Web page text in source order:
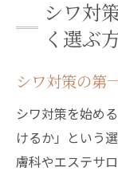
肌悩みに応
台東区
肌悩み
台東区
シワ改
台東区
シワ対
く選ぶ
シワ対策の第
シワ対策を始め
けるか」という
膚科やエステサ